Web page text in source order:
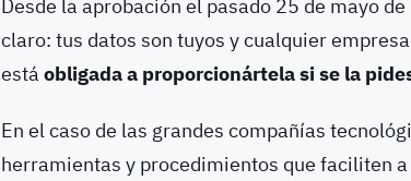
Desde la aprobación el pasado 25 de mayo
claro: tus datos son tuyos y cualquier
está obligada a proporcionártela si se la
En el caso de las grandes compañías
herramientas y procedimientos que faciliten